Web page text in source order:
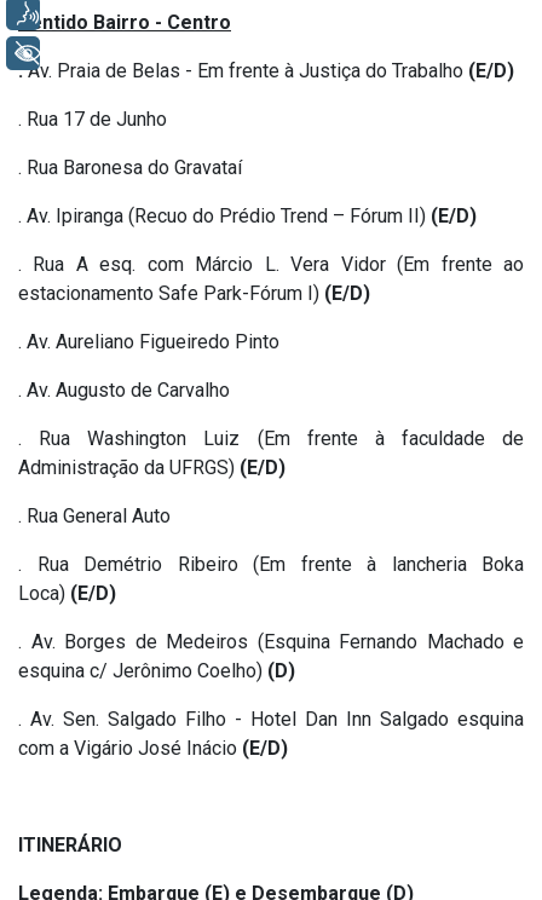
Sentido Bairro - Centro
.Av. Praia de Belas - Em frente à Justiça do Trabalho (E/D)
. Rua 17 de Junho
. Rua Baronesa do Gravataí
. Av. Ipiranga (Recuo do Prédio Trend – Fórum II) (E/D)
. Rua A esq. com Márcio L. Vera Vidor (Em frente ao
estacionamento Safe Park-Fórum I) (E/D)
. Av. Aureliano Figueiredo Pinto
. Av. Augusto de Carvalho
. Rua Washington Luiz (Em frente à faculdade de
Administração da UFRGS) (E/D)
. Rua General Auto
. Rua Demétrio Ribeiro (Em frente à lancheria Boka
Loca) (E/D)
. Av. Borges de Medeiros (Esquina Fernando Machado e
esquina c/ Jerônimo Coelho) (D)
. Av. Sen. Salgado Filho - Hotel Dan Inn Salgado esquina
com a Vigário José Inácio (E/D)
ITINERÁRIO
Legenda: Embarque (E) e Desembarque (D)
Voz